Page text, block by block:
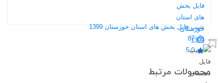
5,0
شیپ فایل بخش های استان خوزستان 1399
87
5,0
محصولات مرتبط